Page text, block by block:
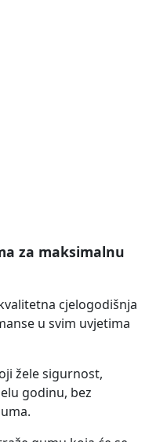
za maksimalnu
cjelogodišnja
u svim uvjetima
žele sigurnost,
godinu, bez